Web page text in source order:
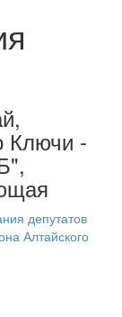
Ключи -
депутатов
Алтайского